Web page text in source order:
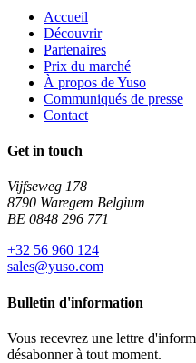
Accueil
Découvrir
Partenaires
Prix du marché
À propos de Yuso
Communiqués de presse
Contact
Get in touch
Vijfseweg 178
8790 Waregem Belgium
BE 0848 296 771
+32 56 960 124
sales@yuso.com
Bulletin d'information
Vous recevrez une lettre
désabonner à tout moment.